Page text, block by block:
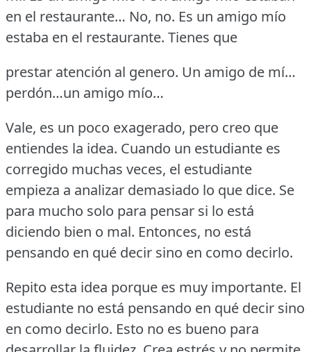
en el restaurante… No, no. Es un amigo mío
estaba en el restaurante. Tienes que
prestar atención al genero. Un amigo de mí…
perdón…un amigo mío…
Vale, es un poco exagerado, pero creo que
entiendes la idea. Cuando un estudiante es
corregido muchas veces, el estudiante
empieza a analizar demasiado lo que dice. Se
para mucho solo para pensar si lo está
diciendo bien o mal. Entonces, no está
pensando en qué decir sino en como decirlo.
Repito esta idea porque es muy importante. El
estudiante no está pensando en qué decir sino
en como decirlo. Esto no es bueno para